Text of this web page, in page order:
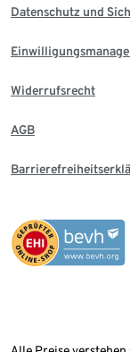
Datenschutz und
Widerrufsrecht
AGB